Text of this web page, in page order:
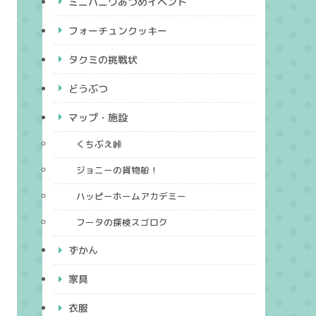
フォーチュンクッキー
タクミの挑戦状
どうぶつ
マップ・施設
くちぶえ峠
ジョニーの貨物船！
ハッピーホームアカデミー
フータの探検スゴロク
ずかん
家具
衣服